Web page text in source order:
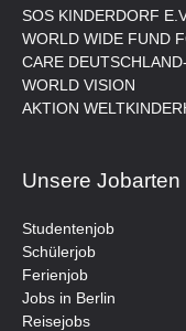
SOS KINDERDORF
WORLD WIDE FUND
CARE
WORLD VISION
AKTION
Unsere Jobarten
Studentenjob
Schülerjob
Ferienjob
Jobs in Berlin
Reisejobs